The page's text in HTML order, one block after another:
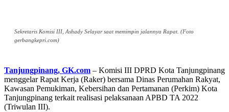
Sekretaris Komisi III, Ashady Selayar saat memimpin jalannya Rapat. (Foto
gerbangkepri.com)
Tanjungpinang, GK.com – Komisi III DPRD Kota Tanjungpinang
menggelar Rapat Kerja (Raker) bersama Dinas Perumahan Rakyat,
Kawasan Pemukiman, Kebersihan dan Pertamanan (Perkim) Kota
Tanjungpinang terkait realisasi pelaksanaan APBD TA 2022
(Triwulan III).